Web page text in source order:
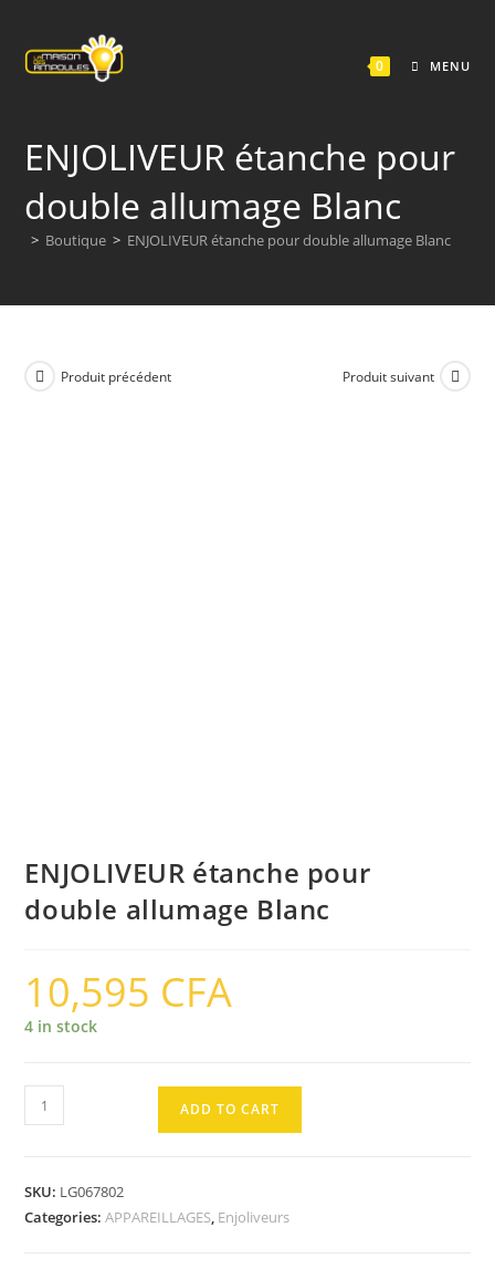
content
0 MENU
ENJOLIVEUR étanche pour
double allumage Blanc
> Boutique > ENJOLIVEUR étanche pour double allumage Blanc
Produit précédent Produit suivant
ENJOLIVEUR étanche pour
double allumage Blanc
10,595 CFA
4 in stock
ENJOLIVEUR
étanche
allumage
ADD TO CART
SKU: LG067802
Categories:APPAREILLAGES, Enjoliveurs